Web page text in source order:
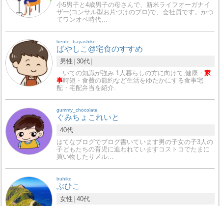
小5男子と4歳男子の母さんで、新米ライフオーガナイ
ザー(コンサル型お片づけのプロ)で、会社員です。かつ
てワンオペ時代…
bento_bayashiko
ばやしこ@宅食のすすめ
男性 30代
…いての知識が強み.1人暮らしの方に向けて,健康・家
事時短・食費の節約など生活をゆたかにする食事宅
配・宅配弁当を紹介.
gummy_chocolate
ぐみちょこれいと
40代
はてなブログでブログ書いています男の子女の子3人の
子どもたちの育児に追われていますコストコでたまに
買い物したりメル…
buhiko
ぶひこ
女性 40代